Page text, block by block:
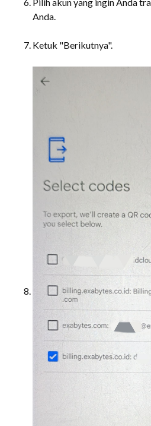
Anda.
Ketuk "Berikutnya".